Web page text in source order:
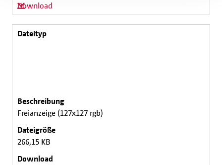
Download
Freianzeige (127x127 rgb)
266,15 KB